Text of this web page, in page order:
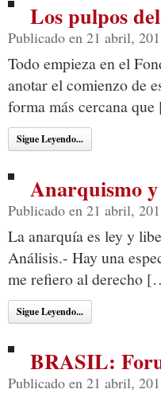
Los pulpos
Publicado en 21 abril,
Todo empieza en el
anotar el comienzo de
forma más cercana
Sigue Leyendo...
Anarquismo
Publicado en 21 abril,
La anarquía es ley y
Análisis.- Hay una
me refiero al derecho
Sigue Leyendo...
BRASIL:
Publicado en 21 abril,